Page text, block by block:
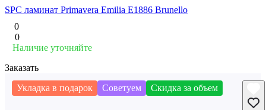
SPC ламинат Primavera Emilia E1886 Brunello
0
0
Наличие уточняйте
Заказать
Укладка в подарок
Советуем Скидка за объем